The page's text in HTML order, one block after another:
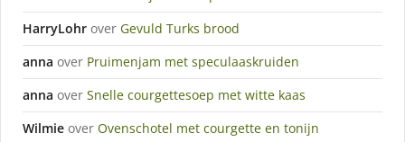
HarryLohr over Gevuld Turks brood
anna over Pruimenjam met speculaaskruiden
anna over Snelle courgettesoep met witte kaas
Wilmie over Ovenschotel met courgette en tonijn